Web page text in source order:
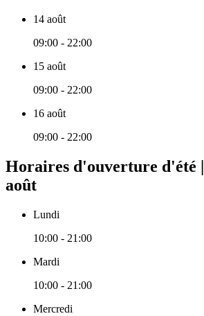
14 août
09:00 - 22:00
15 août
09:00 - 22:00
16 août
09:00 - 22:00
Horaires d'ouverture d'été |
août
Lundi
10:00 - 21:00
Mardi
10:00 - 21:00
Mercredi